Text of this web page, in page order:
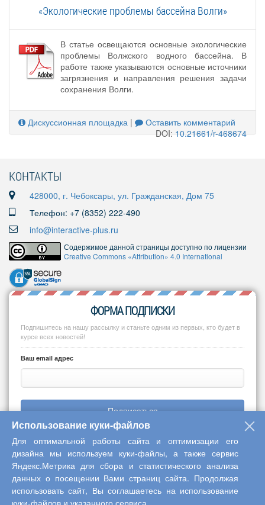
«Экологические проблемы бассейна Волги»
В статье освещаются основные экологические
проблемы Волжского водного бассейна. В
работе также указываются основные источники
загрязнения и направления решения задачи
сохранения Волги.
Дискуссионная площадка |
Оставить комментарий
DOI:10.21661/r-468674
КОНТАКТЫ
428000, г. Чебоксары, ул. Гражданская, Дом 75
Телефон: +7 (8352) 222-490
info@interactive-plus.ru
Содержимое данной страницы доступно по лицензии
Creative Commons «Attribution» 4.0 International
ФОРМА ПОДПИСКИ
Подпишитесь на нашу рассылку и станьте одним из первых, кто будет в
курсе всех новостей!
Ваш email адрес
Подписаться
Copyright © 2013-2026 Центр научного сотрудничества «Интерактив
плюс»
Использование куки-файлов
Для оптимальной работы сайта и оптимизации его
дизайна мы используем куки-файлы, а также сервис
Яндекс.Метрика для сбора и статистического анализа
данных о посещении Вами страниц сайта. Продолжая
использовать сайт, Вы соглашаетесь на использование
куки-файлов и указанного сервиса.